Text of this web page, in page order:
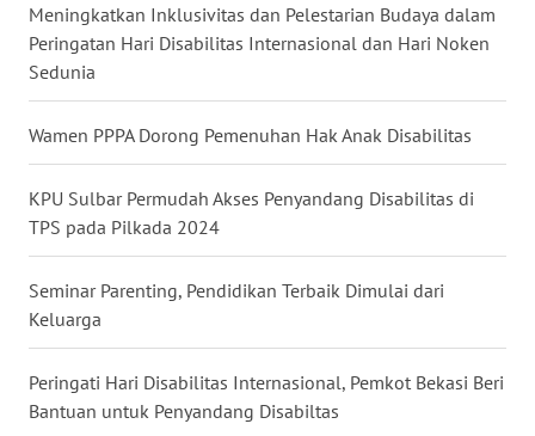
Meningkatkan Inklusivitas dan Pelestarian Budaya dalam
Peringatan Hari Disabilitas Internasional dan Hari Noken
Sedunia
Wamen PPPA Dorong Pemenuhan Hak Anak Disabilitas
KPU Sulbar Permudah Akses Penyandang Disabilitas di
TPS pada Pilkada 2024
Seminar Parenting, Pendidikan Terbaik Dimulai dari
Keluarga
Peringati Hari Disabilitas Internasional, Pemkot Bekasi Beri
Bantuan untuk Penyandang Disabiltas
WN
NIAS
WN
LANGKAT
WN
TAPANULI
LESUNG